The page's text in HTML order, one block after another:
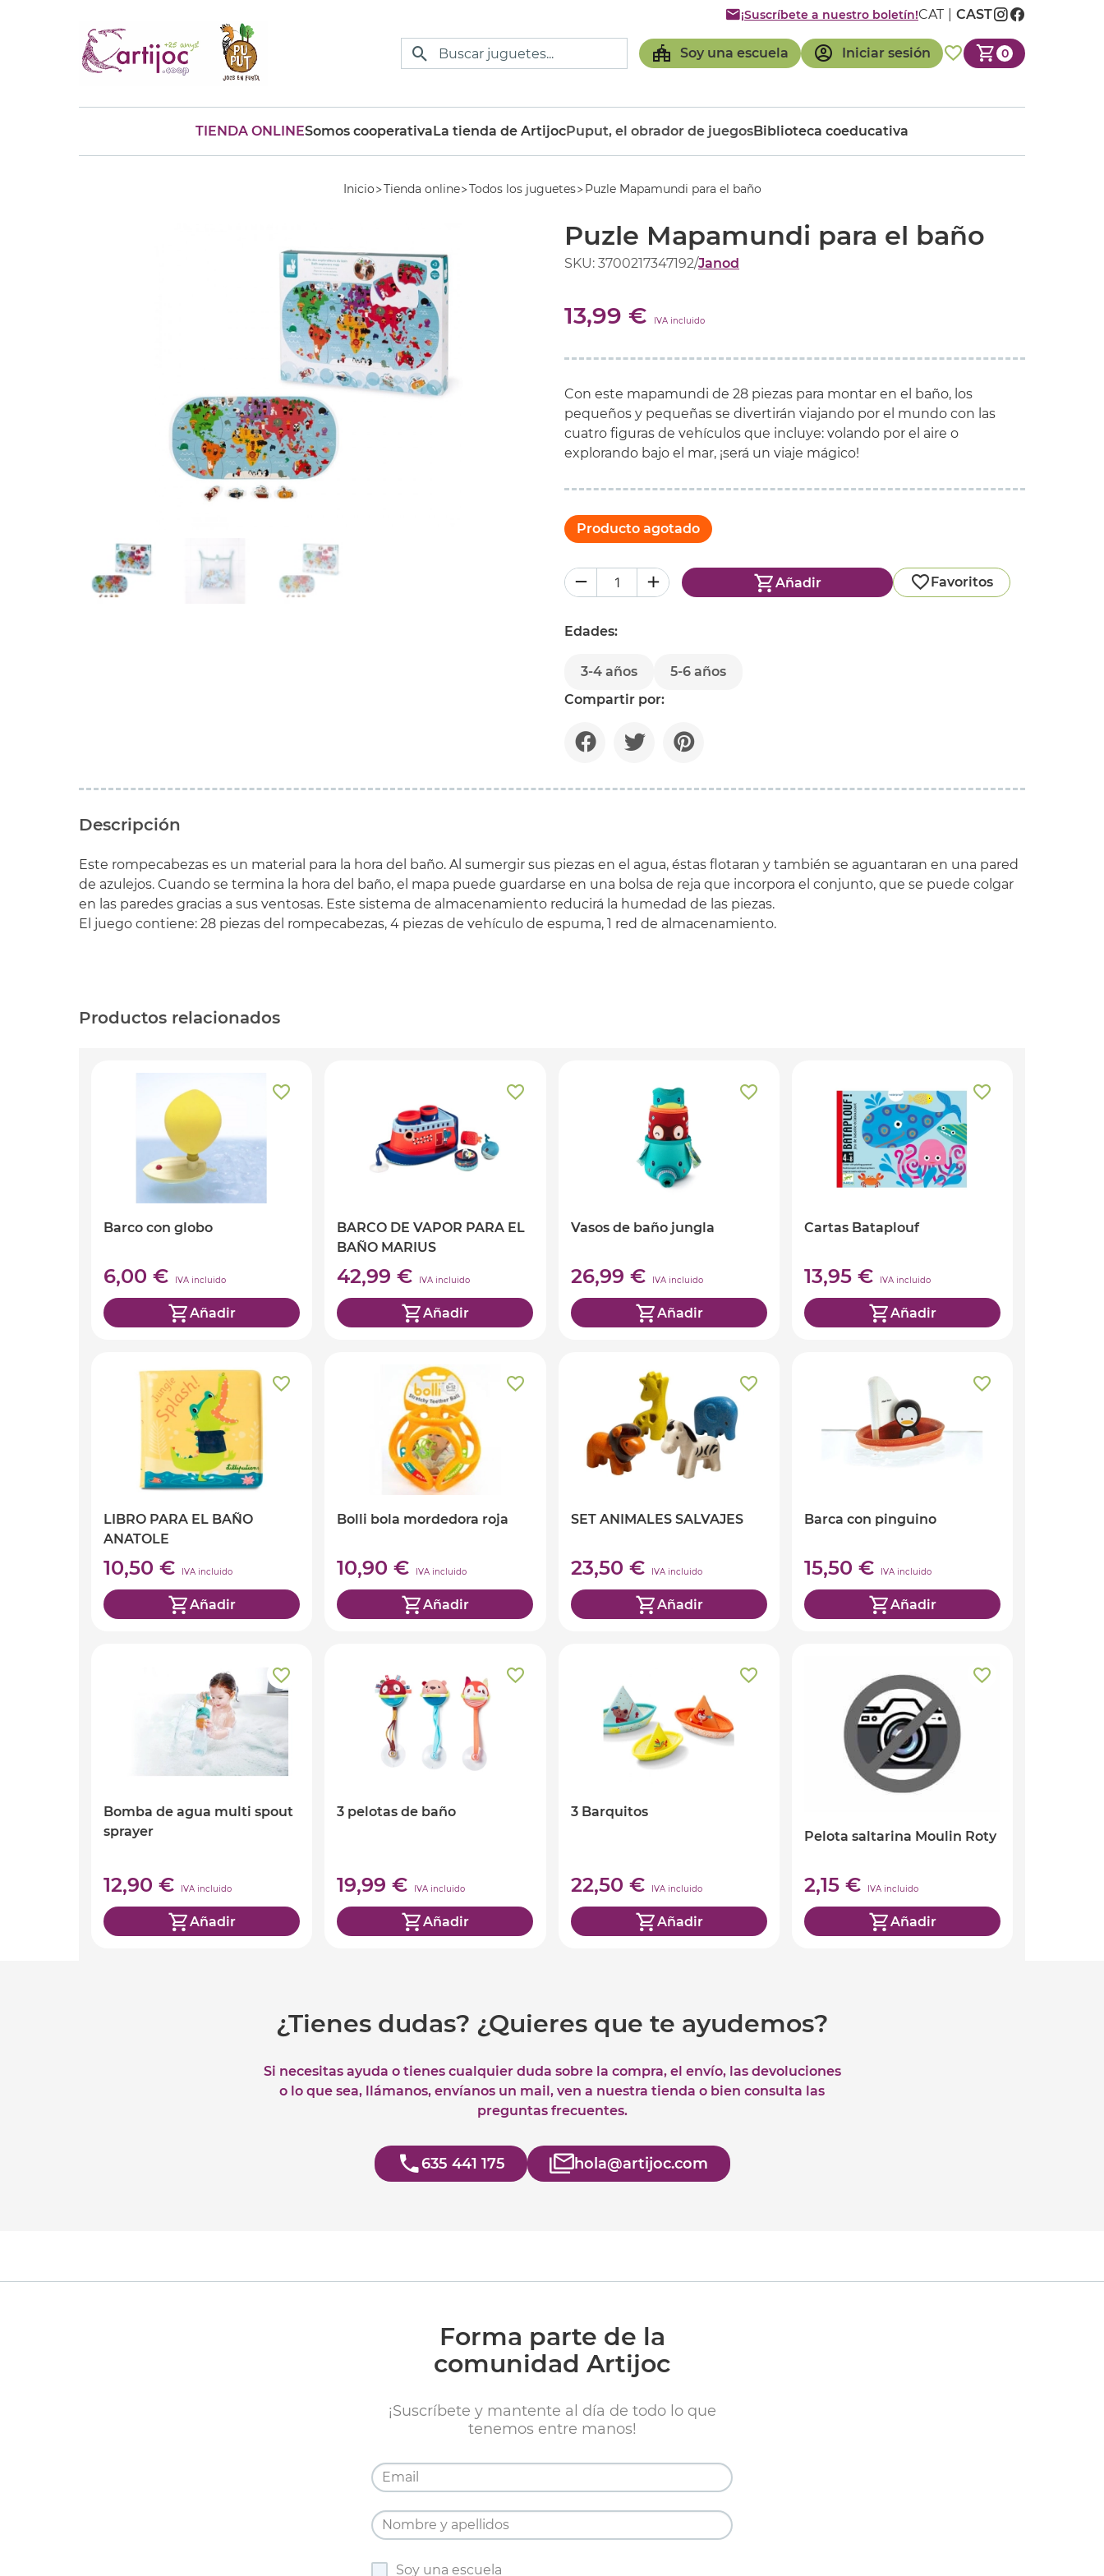
Soy una escuela Iniciar sesión 0
¡Suscríbete a nuestro boletín!CAT CAST
TIENDA ONLINESomos cooperativaLa tienda de ArtijocPuput, el obrador de juegosBiblioteca coeducativa
Inicio Tienda online Todos los juguetes Puzle Mapamundi para el baño
Puzle Mapamundi para el baño
SKU: 3700217347192/Janod
13,99 € IVA incluido
Con este mapamundi de 28 piezas para montar en el baño, los
pequeños y pequeñas se divertirán viajando por el mundo con las
cuatro figuras de vehículos que incluye: volando por el aire o
explorando bajo el mar, ¡será un viaje mágico!
Producto agotado
Añadir Favoritos
Edades:
3-4 años
5-6 años
Compartir por:
Descripción
Este rompecabezas es un material para la hora del baño. Al sumergir sus piezas en el agua, éstas flotaran y también se aguantaran en una pared
de azulejos. Cuando se termina la hora del baño, el mapa puede guardarse en una bolsa de reja que incorpora el conjunto, que se puede colgar
en las paredes gracias a sus ventosas. Este sistema de almacenamiento reducirá la humedad de las piezas.
El juego contiene: 28 piezas del rompecabezas, 4 piezas de vehículo de espuma, 1 red de almacenamiento.
Productos relacionados
Barco con globo
6,00 € IVA incluido
Añadir
BARCO DE VAPOR PARA EL
BAÑO MARIUS
42,99 € IVA incluido
Añadir
Vasos de baño jungla
26,99 € IVA incluido
Añadir
Cartas Bataplouf
13,95 € IVA incluido
Añadir
LIBRO PARA EL BAÑO
ANATOLE
10,50 € IVA incluido
Añadir
Bolli bola mordedora roja
10,90 € IVA incluido
Añadir
SET ANIMALES SALVAJES
23,50 € IVA incluido
Añadir
Barca con pinguino
15,50 € IVA incluido
Añadir
Bomba de agua multi spout
sprayer
12,90 € IVA incluido
Añadir
3 pelotas de baño
19,99 € IVA incluido
Añadir
3 Barquitos
22,50 € IVA incluido
Añadir
Pelota saltarina Moulin Roty
2,15 € IVA incluido
Añadir
¿Tienes dudas? ¿Quieres que te ayudemos?
Si necesitas ayuda o tienes cualquier duda sobre la compra, el envío, las devoluciones
o lo que sea, llámanos, envíanos un mail, ven a nuestra tienda o bien consulta las
preguntas frecuentes.
635 441 175 hola@artijoc.com
Forma parte de la
comunidad Artijoc
¡Suscríbete y mantente al día de todo lo que
tenemos entre manos!
Soy una escuela